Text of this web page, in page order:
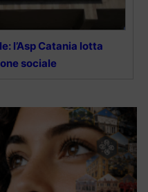
l’Asp Catania lotta
sociale